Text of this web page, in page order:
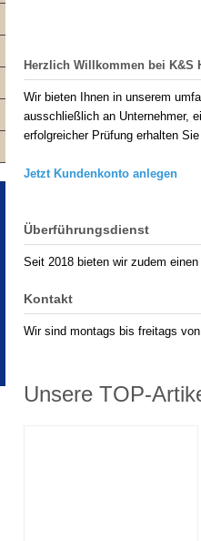
Herzlich Willkommen bei K&S
Wir bieten Ihnen in unserem
ausschließlich an Unternehmer,
erfolgreicher Prüfung erhalten
Jetzt Kundenkonto anlegen
Überführungsdienst
Seit 2018 bieten wir zudem
Kontakt
Wir sind montags bis freitags
Unsere TOP-